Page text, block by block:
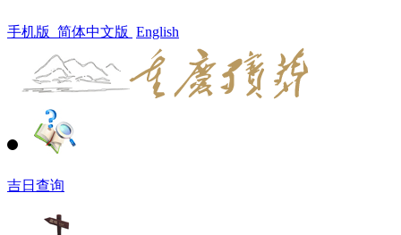
手机版 简体中文版 English
吉日查询